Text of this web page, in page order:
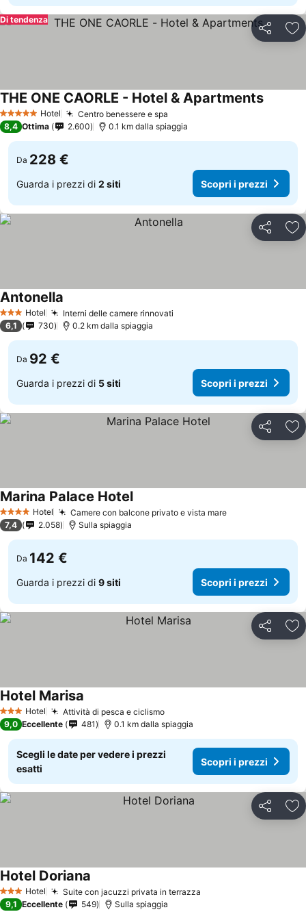
Condividi
Di tendenza
5 Stelle Hotel Centro benessere e spa
THE ONE CAORLE - Hotel & Apartments
8,4 Ottima 2.600 0.1 km dalla spiaggia
Da 228 €
Guarda i prezzi di 2 siti Scopri i prezzi
Condividi
3 StelleHotel Interni delle camere rinnovati
Antonella
6,1 730 0.2 km dalla spiaggia
Da 92 €
Guarda i prezzi di 5 siti Scopri i prezzi
Condividi
4 Stelle Hotel Camere con balcone privato e vista mare
Marina Palace Hotel
7,4 2.058 Sulla spiaggia
Da 142 €
Guarda i prezzi di 9 siti Scopri i prezzi
Condividi
3 StelleHotel Attività di pesca e ciclismo
Hotel Marisa
9,0 Eccellente 481 0.1 km dalla spiaggia
Scegli le date per vedere i prezzi
esatti
Scopri i prezzi
Condividi
3 StelleHotel Suite con jacuzzi privata in terrazza
Hotel Doriana
9,1 Eccellente 549 Sulla spiaggia